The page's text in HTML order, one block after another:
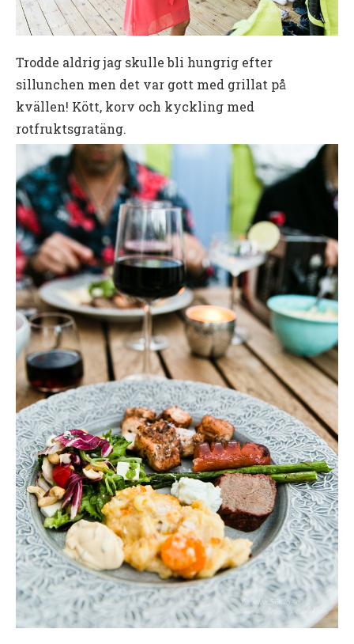
Trodde aldrig jag skulle bli hungrig efter
sillunchen men det var gott med grillat på
kvällen! Kött, korv och kyckling med
rotfruktsgratäng.